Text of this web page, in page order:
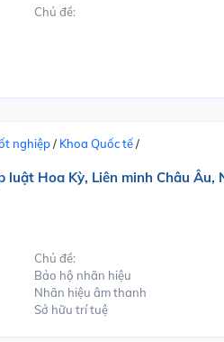
Chủ đề:
nghiệp/ Khoa Quốc tế/
Hoa Kỳ, Liên minh Châu Âu,
Chủ đề:
Bảo hộ nhãn hiệu
Nhãn hiệu âm thanh
Sở hữu trí tuệ